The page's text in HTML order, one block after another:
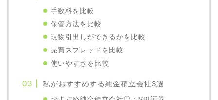
手数料を比較
保管方法を比較
現物引出しができるかを比較
売買スプレッドを比較
使いやすさを比較
私がおすすめする純金積立会社3選